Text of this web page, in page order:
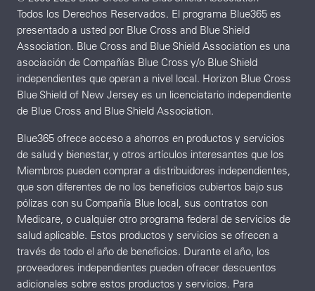
Todos los Derechos Reservados. El programa Blue365 es
presentado a usted por Blue Cross and Blue Shield
Association. Blue Cross and Blue Shield Association es una
asociación de Compañías Blue Cross y/o Blue Shield
independientes que operan a nivel local. Horizon Blue Cross
Blue Shield of New Jersey es un licenciatario independiente
de Blue Cross and Blue Shield Association.
Blue365 ofrece acceso a ahorros en productos y servicios
de salud y bienestar, y otros artículos interesantes que los
Miembros pueden comprar a distribuidores independientes,
que son diferentes de no los beneficios cubiertos bajo sus
pólizas con su Compañía Blue local, sus contratos con
Medicare, o cualquier otro programa federal de servicios de
salud aplicable. Estos productos y servicios se ofrecen a
través de todo el año de beneficios. Durante el año, los
proveedores independientes pueden ofrecer descuentos
adicionales sobre estos productos y servicios. Para